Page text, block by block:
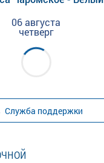
06 августа
четверг
Служба поддержки